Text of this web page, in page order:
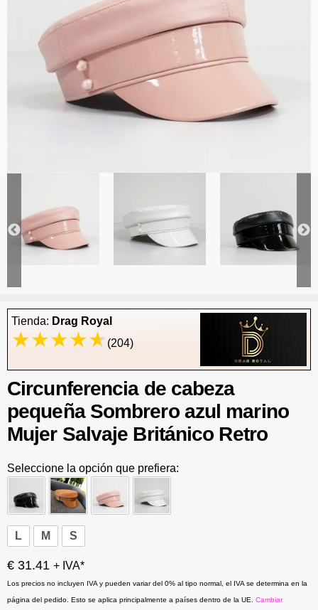
Tienda: Drag Royal
(204)
Circunferencia de cabeza
pequeña Sombrero azul marino
Mujer Salvaje Británico Retro
Seleccione la opción que prefiera:
L M S
€ 31.41 + IVA*
Los precios no incluyen IVA y pueden variar del 0% al tipo normal, el IVA se determina en la
página del pedido. Esto se aplica principalmente a países dentro de la UE. Cambiar